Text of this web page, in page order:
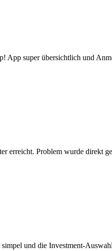
App super übersichtlich und
erreicht. Problem wurde direkt
und die Investment-